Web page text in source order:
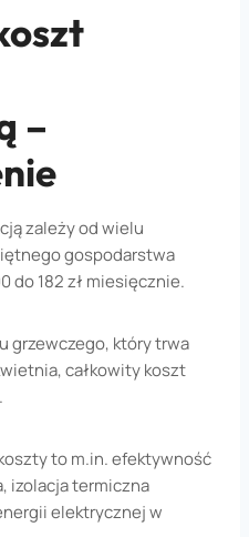
–
zależy od wielu
gospodarstwa
do 182 zł miesięcznie.
grzewczego, który trwa
całkowity koszt
to m.in. efektywność
izolacja termiczna
elektrycznej w